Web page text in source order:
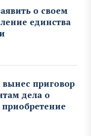
о своем
единства
приговор
дела о